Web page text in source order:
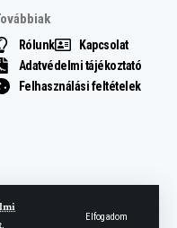
.
Elfogadom
Rólunk
Kapcsolat
Adatvédelmi tájékoztató
Felhasználási feltételek